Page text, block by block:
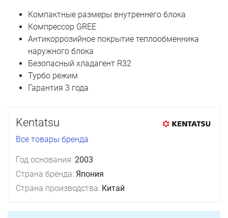
Компактные размеры внутреннего блока
Компрессор GREE
Антикоррозийное покрытие теплообменника
наружного блока
Безопасный хладагент R32
Турбо режим
Гарантия 3 года
Kentatsu
Все товары бренда
Год основания: 2003
Страна бренда: Япония
Страна производства: Китай